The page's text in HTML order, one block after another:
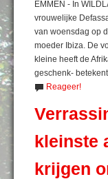
EMMEN - In
vrouwelijke
van woensdag op
moeder Ibiza. De
kleine heeft de
geschenk- betekent.
Reageer!
kleinste
krijgen